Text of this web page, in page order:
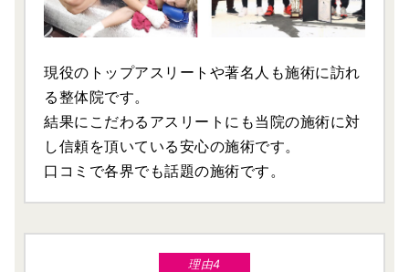
現役のトップアスリートや著名人も施術に訪れ
る整体院です。
結果にこだわるアスリートにも当院の施術に対
し信頼を頂いている安心の施術です。
口コミで各界でも話題の施術です。
理由4